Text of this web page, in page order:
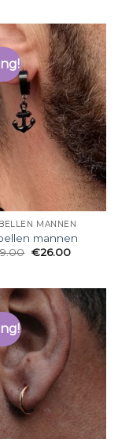
MANNEN
mannen
€26.00